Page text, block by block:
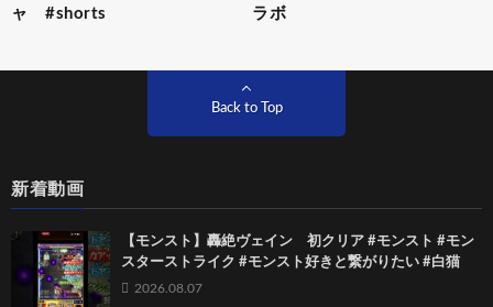
ャ #shorts
ラボ
Back to Top
新着動画
【モンスト】轟絶ヴェイン 初クリア #モンスト #モン
スターストライク #モンスト好きと繋がりたい #白猫
2026.08.07